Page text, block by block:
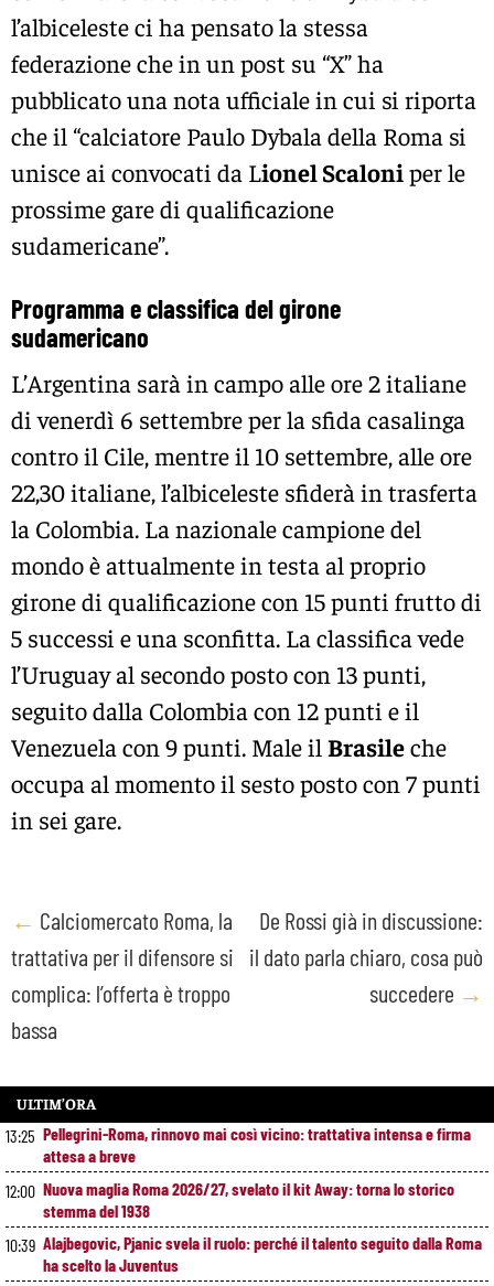
l’albiceleste ci ha pensato la stessa
federazione che in un post su “X” ha
pubblicato una nota ufficiale in cui si riporta
che il “calciatore Paulo Dybala della Roma si
unisce ai convocati da Lionel Scaloni per le
prossime gare di qualificazione
sudamericane”.
Programma e classifica del girone
sudamericano
L’Argentina sarà in campo alle ore 2 italiane
di venerdì 6 settembre per la sfida casalinga
contro il Cile, mentre il 10 settembre, alle ore
22,30 italiane, l’albiceleste sfiderà in trasferta
la Colombia. La nazionale campione del
mondo è attualmente in testa al proprio
girone di qualificazione con 15 punti frutto di
5 successi e una sconfitta. La classifica vede
l’Uruguay al secondo posto con 13 punti,
seguito dalla Colombia con 12 punti e il
Venezuela con 9 punti. Male il Brasileche
occupa al momento il sesto posto con 7 punti
in sei gare.
Post
navigation
← Calciomercato Roma, la
trattativa per il difensore si
complica: l’offerta è troppo
bassa
De Rossi già in discussione:
il dato parla chiaro, cosa può
succedere →
ULTIM’ORA
13:25 Pellegrini-Roma, rinnovo mai così vicino: trattativa intensa e firma
attesa a breve
12:00 Nuova maglia Roma 2026/27, svelato il kit Away: torna lo storico
stemma del 1938
10:39 Alajbegovic, Pjanic svela il ruolo: perché il talento seguito dalla Roma
ha scelto la Juventus